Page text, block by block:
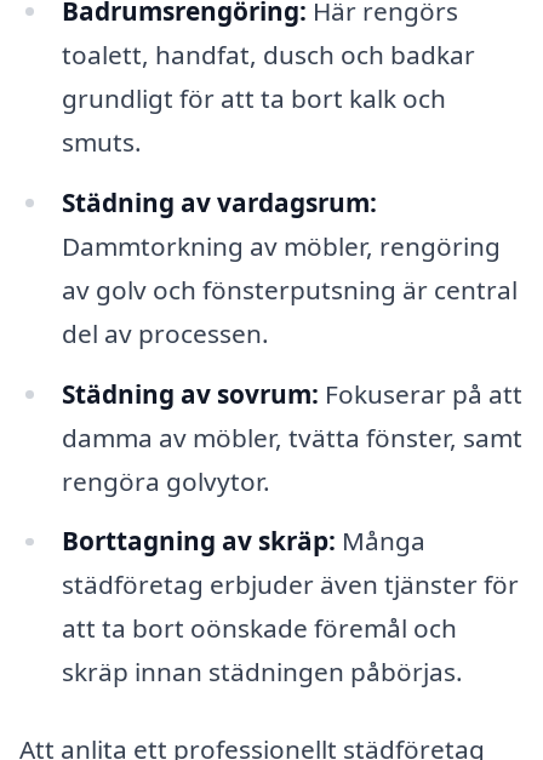
Badrumsrengöring: Här rengörs
toalett, handfat, dusch och badkar
grundligt för att ta bort kalk och
smuts.
Städning av vardagsrum:
Dammtorkning av möbler, rengöring
av golv och fönsterputsning är central
del av processen.
Städning av sovrum: Fokuserar på att
damma av möbler, tvätta fönster, samt
rengöra golvytor.
Borttagning av skräp: Många
städföretag erbjuder även tjänster för
att ta bort oönskade föremål och
skräp innan städningen påbörjas.
Att anlita ett professionellt städföretag